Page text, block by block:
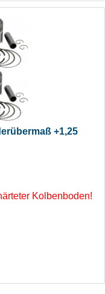
+1,25
Kolbenboden!